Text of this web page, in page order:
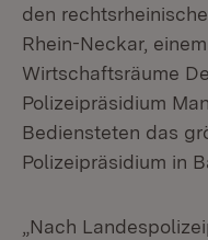
den
Rhein-Neckar,
Wirtschaftsräume
Polizeipräsidium
Bediensteten das
Polizeipräsidium in
„Nach